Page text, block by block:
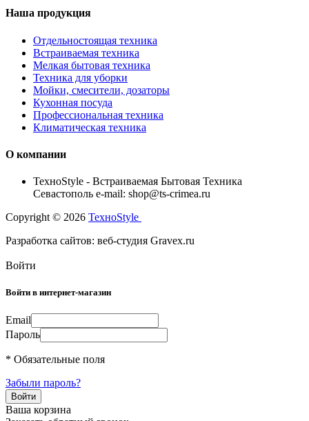
Наша продукция
Отдельностоящая техника
Встраиваемая техника
Мелкая бытовая техника
Техника для уборки
Мойки, смесители, дозаторы
Кухонная посуда
Профессиональная техника
Климатическая техника
О компании
TexноStyle - Встраиваемая Бытовая Техника
Севастополь e-mail: shop@ts-crimea.ru
Copyright © 2026 TexноStyle
Разработка сайтов: веб-студия Gravex.ru
Войти
Войти в интернет-магазин
Email
Пароль
* Обязательные поля
Забыли пароль?
Ваша корзина